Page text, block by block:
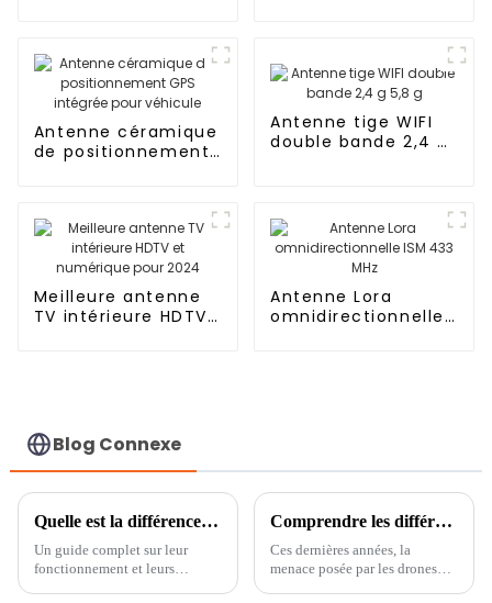
Antenne céramique
de positionnement
Antenne tige WIFI
double bande 2,4 g
Meilleure antenne
TV intérieure HDTV
Antenne Lora
omnidirectionnelle
Blog Connexe
Quelle est la différence entre un module GPS et un récepteur GPS ?
Un guide complet sur leur
fonctionnement et leurs
Comprendre les différences entre les systèmes AUDS et C-UAS
Ces dernières années, la
menace posée par les drones